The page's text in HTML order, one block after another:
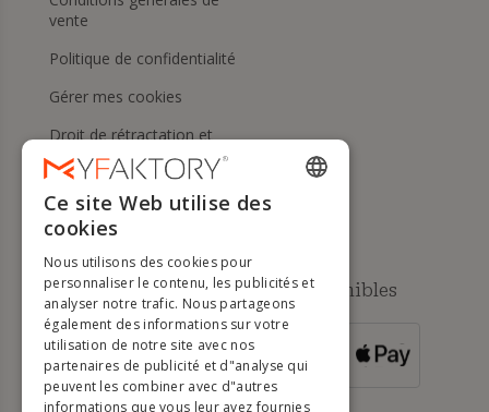
vente
Politique de confidentialité
Gérer mes cookies
Droit de rétractation et
retours
Aide
Méthodes de paiement disponibles
POUR LES
COMMANDES
SUPÉRIEURES À
ENGLISH
DUTCH
GERMAN
PORTUGUESE
Ce site Web utilise des
cookies
Nous utilisons des cookies pour
personnaliser le contenu, les publicités et
analyser notre trafic. Nous partageons
également des informations sur votre
utilisation de notre site avec nos
partenaires de publicité et d"analyse qui
peuvent les combiner avec d"autres
informations que vous leur avez fournies